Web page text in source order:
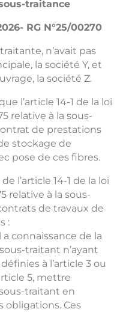
traitance
RG N°25/00270
n’avait pas
la société Y, et
la société Z.
l’article 14-1 de la loi
relative à la sous-
de prestations
stockage de
pose de ces fibres.
l’article 14-1 de la loi
relative à la sous-
de travaux de
:
a connaissance de la
traitant n’ayant
à l’article 3 ou
5, mettre
traitant en
obligations. Ces